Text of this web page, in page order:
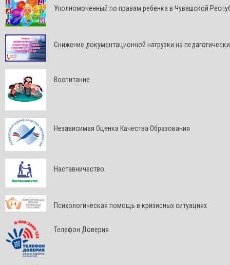
Уполномоченный по правам ребенка в Чувашской
Снижение документационной нагрузки на
Воспитание
Независимая Оценка Качества Образования
Наставничество
Психологическая помощь в кризисных ситуациях
Телефон Доверия